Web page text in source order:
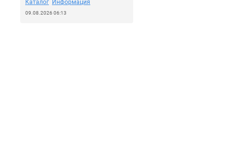
Каталог Информация
09.08.2026 06:13